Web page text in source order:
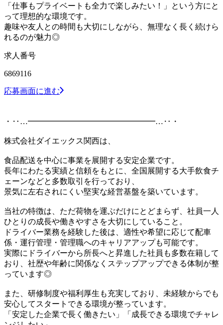
「仕事もプライベートも全力で楽しみたい！」という方にと
って理想的な環境です。
趣味や友人との時間も大切にしながら、無理なく長く続けら
れるのが魅力◎
求人番号
6869116
応募画面に進む
・‥…━━━━━━━━━━━━━━━━…‥・
株式会社ダイエックス関西は、
食品配送を中心に事業を展開する安定企業です。
長年にわたる実績と信頼をもとに、全国展開する大手飲食チ
ェーンなどと多数取引を行っており、
景気に左右されにくい堅実な経営基盤を築いています。
当社の特徴は、ただ荷物を運ぶだけにとどまらず、社員一人
ひとりの成長や働きやすさを大切にしていること。
ドライバー業務を経験した後は、適性や希望に応じて配車
係・運行管理・管理職へのキャリアアップも可能です。
実際にドライバーから所長へと昇進した社員も多数在籍して
おり、社歴や年齢に関係なくステップアップできる体制が整
っています◎
また、研修制度や福利厚生も充実しており、未経験からでも
安心してスタートできる環境が整っています。
「安定した企業で長く働きたい」「成長できる環境でチャレ